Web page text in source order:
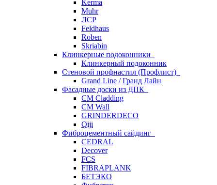
Kerma
Muhr
ЛСР
Feldhaus
Roben
Skriabin
Клинкерные подоконники
Клинкерный подоконник
Стеновой профнастил (Профлист)
Grand Line / Гранд Лайн
Фасадные доски из ДПК
CM Cladding
CM Wall
GRINDERDECO
Qiji
Фиброцементный сайдинг
CEDRAL
Decover
FCS
FIBRAPLANK
БЕТЭКО